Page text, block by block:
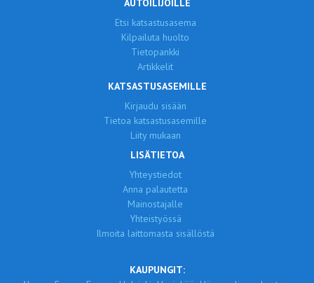
AUTOILIJOILLE
Etsi katsastusasema
Kilpailuta huolto
Tietopankki
Artikkelit
KATSASTUSASEMILLE
Kirjaudu sisään
Tietoa katsastusasemille
Liity mukaan
LISÄTIETOA
Yhteystiedot
Anna palautetta
Mainostajalle
Yhteistyössä
Ilmoita laittomasta sisällöstä
KAUPUNGIT: